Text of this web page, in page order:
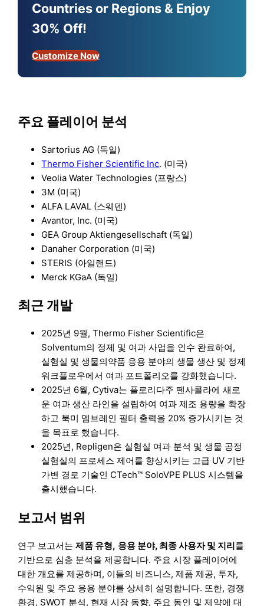
Countries or Regions & Enjoy
30% Off!
Customize Now
주요 플레이어 분석
Sartorius AG (독일)
Thermo Fisher Scientific Inc. (미국)
Veolia Water Technologies (프랑스)
3M (미국)
ALFA LAVAL (스웨덴)
Avantor, Inc. (미국)
GEA Group Aktiengesellschaft (독일)
Danaher Corporation (미국)
STERIS (아일랜드)
Merck KGaA (독일)
최근 개발
2025년 9월, Thermo Fisher Scientific은
Solventum의 정제 및 여과 사업을 인수 완료하여,
실험실 및 생물의약품 응용 분야의 생물 생산 및 정제
워크플로우에서 여과 포트폴리오를 강화했습니다.
2025년 6월, Cytiva는 플로리다주 펜사콜라에 새로
운 여과 생산 라인을 설립하여 여과 제조 용량을 확장
하고 북미 멤브레인 필터 출력을 20% 증가시키는 것
을 목표로 했습니다.
2025년, Repligen은 실험실 여과 분석 및 생물 공정
실험실의 프로세스 제어를 향상시키는 고급 UV 기반
가변 경로 기술인 CTech™ SoloVPE PLUS 시스템을
출시했습니다.
보고서 범위
연구 보고서는제품 유형, 응용 분야, 최종 사용자및지리를
기반으로 심층 분석을 제공합니다. 주요 시장 플레이어에
대한 개요를 제공하며, 이들의 비즈니스, 제품 제공, 투자,
수익원 및 주요 응용 분야를 상세히 설명합니다. 또한, 경쟁
환경, SWOT 분석, 현재 시장 동향, 주요 동인 및 제약에 대